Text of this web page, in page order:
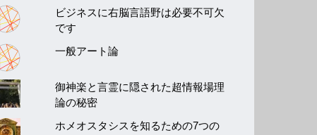
ビジネスに右脳言語野は必要不可欠
です
一般アート論
御神楽と言霊に隠された超情報場理
論の秘密
ホメオスタシスを知るための7つの